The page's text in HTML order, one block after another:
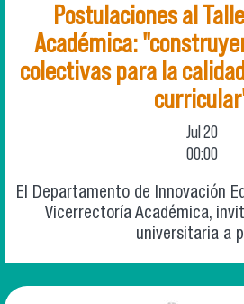
Postulaciones al
Académica:
colectivas para la
Jul 20
00:00
El Departamento de Innovación
Vicerrectoría Académica,
universitaria a